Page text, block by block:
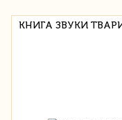
КНИГА ЗВУКИ